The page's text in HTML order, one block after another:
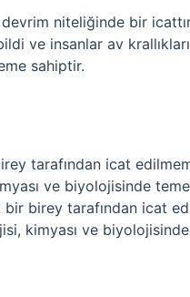
niteliğinde bir
ve insanlar av
sahiptir.
tarafından icat
ve biyolojisinde
birey tarafından icat
kimyası ve